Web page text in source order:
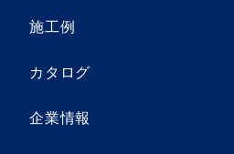
施工例
カタログ
企業情報